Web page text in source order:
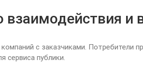
взаимодействия и
с заказчиками. Потребители
сервиса публики.